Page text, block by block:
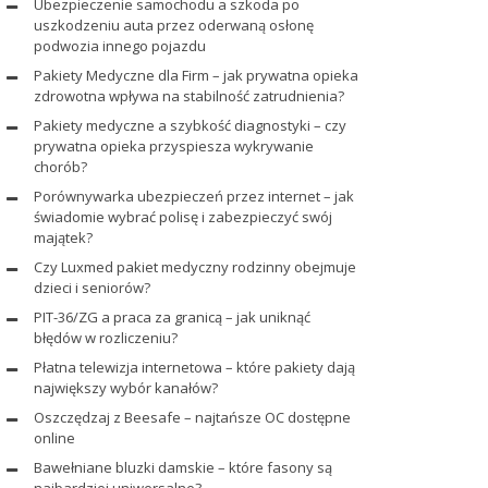
Ubezpieczenie samochodu a szkoda po
uszkodzeniu auta przez oderwaną osłonę
podwozia innego pojazdu
Pakiety Medyczne dla Firm – jak prywatna opieka
zdrowotna wpływa na stabilność zatrudnienia?
Pakiety medyczne a szybkość diagnostyki – czy
prywatna opieka przyspiesza wykrywanie
chorób?
Porównywarka ubezpieczeń przez internet – jak
świadomie wybrać polisę i zabezpieczyć swój
majątek?
Czy Luxmed pakiet medyczny rodzinny obejmuje
dzieci i seniorów?
PIT-36/ZG a praca za granicą – jak uniknąć
błędów w rozliczeniu?
Płatna telewizja internetowa – które pakiety dają
największy wybór kanałów?
Oszczędzaj z Beesafe – najtańsze OC dostępne
online
Bawełniane bluzki damskie – które fasony są